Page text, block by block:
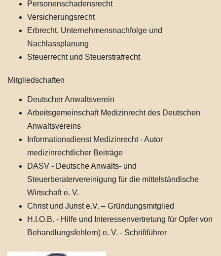
Personenschadensrecht
Versicherungsrecht
Erbrecht, Unternehmensnachfolge und
Nachlassplanung
Steuerrecht und Steuerstrafrecht
Mitgliedschaften
Deutscher Anwaltsverein
Arbeitsgemeinschaft Medizinrecht des Deutschen
Anwaltsvereins
Informationsdienst Medizinrecht - Autor
medizinrechtlicher Beiträge
DASV - Deutsche Anwalts- und
Steuerberatervereinigung für die mittelständische
Wirtschaft e. V.
Christ und Jurist e.V. – Gründungsmitglied
H.I.O.B. - Hilfe und Interessenvertretung für Opfer von
Behandlungsfehlern) e. V. - Schriftführer